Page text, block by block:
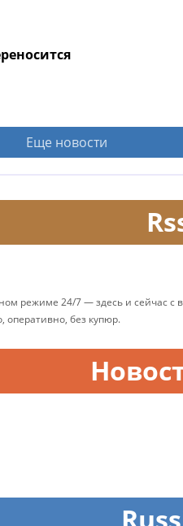
Еще новости
режиме 24/7 — здесь и
оперативно, без купюр.